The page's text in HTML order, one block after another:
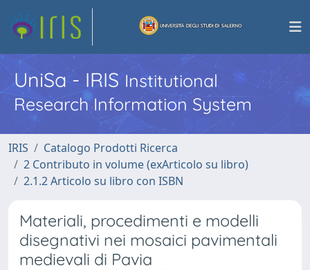
UniSa - IRISInstitutional
Research Information System
IRIS
Catalogo Prodotti Ricerca
2 Contributo in volume (exArticolo su libro)
2.1.2 Articolo su libro con ISBN
Materiali, procedimenti e modelli
disegnativi nei mosaici pavimentali
medievali di Pavia